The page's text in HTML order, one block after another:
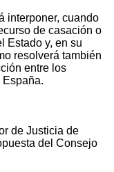
interponer, cuando
de casación o
Estado y, en su
resolverá también
entre los
de Justicia de
del Consejo